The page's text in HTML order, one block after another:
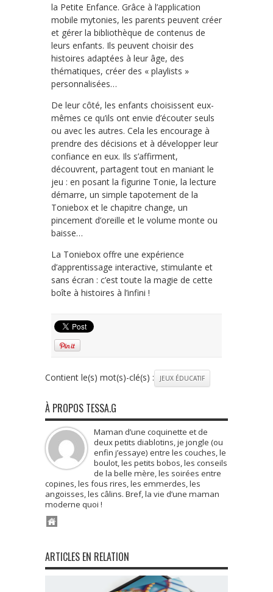
la Petite Enfance. Grâce à l’application
mobile mytonies, les parents peuvent créer
et gérer la bibliothèque de contenus de
leurs enfants. Ils peuvent choisir des
histoires adaptées à leur âge, des
thématiques, créer des « playlists »
personnalisées…
De leur côté, les enfants choisissent eux-
mêmes ce qu’ils ont envie d’écouter seuls
ou avec les autres. Cela les encourage à
prendre des décisions et à développer leur
confiance en eux. Ils s’affirment,
découvrent, partagent tout en maniant le
jeu : en posant la figurine Tonie, la lecture
démarre, un simple tapotement de la
Toniebox et le chapitre change, un
pincement d’oreille et le volume monte ou
baisse…
La Toniebox offre une expérience
d’apprentissage interactive, stimulante et
sans écran : c’est toute la magie de cette
boîte à histoires à l’infini !
Contient le(s) mot(s)-clé(s) : JEUX ÉDUCATIF
À PROPOS TESSA.G
Maman d’une coquinette et de
deux petits diablotins, je jongle (ou
enfin j’essaye) entre les couches, le
boulot, les petits bobos, les conseils
de la belle mère, les soirées entre
copines, les fous rires, les emmerdes, les
angoisses, les câlins. Bref, la vie d’une maman
moderne quoi !
ARTICLES EN RELATION